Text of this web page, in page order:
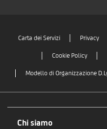
Carta dei Servizi Privacy
Cookie Policy
Modello di Organizzazione
Chi siamo